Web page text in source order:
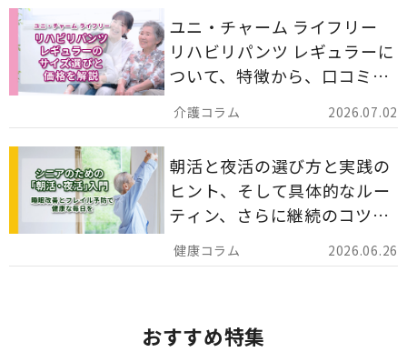
2026.07.02
ユニ・チャーム ライフリー
リハビリパンツ レギュラーに
ついて、特徴から、口コミ、
災害備蓄としての活用法まで
分かりやすく解説します。
2026.06.26
朝活と夜活の選び方と実践の
ヒント、そして具体的なルー
ティン、さらに継続のコツま
でを詳しくご紹介します。
おすすめ特集